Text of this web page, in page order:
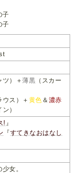
ツ）＋薄黒 （スカー
ウス）＋ 黄色 ＆ 濃赤
ン）
! 』
『すてきなおはなし
女。